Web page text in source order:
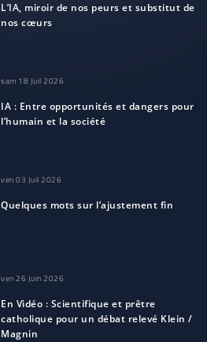
L’IA, miroir de nos peurs et substitut de
nos cœurs
sam 18 Juil 2026
IA : Entre opportunités et dangers pour
l’humain et la société
ven 03 Juil 2026
Quelques mots sur l’ajustement fin
ven 26 Juin 2026
En Vidéo : Scientifique et prêtre
catholique pour un débat relevé Klein /
Magnin